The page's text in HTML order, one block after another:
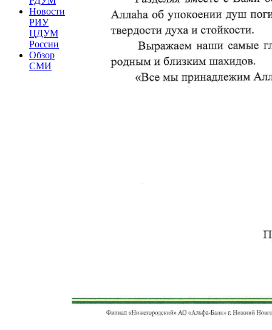
Новости
РИУ
ЦДУМ
России
Обзор
СМИ